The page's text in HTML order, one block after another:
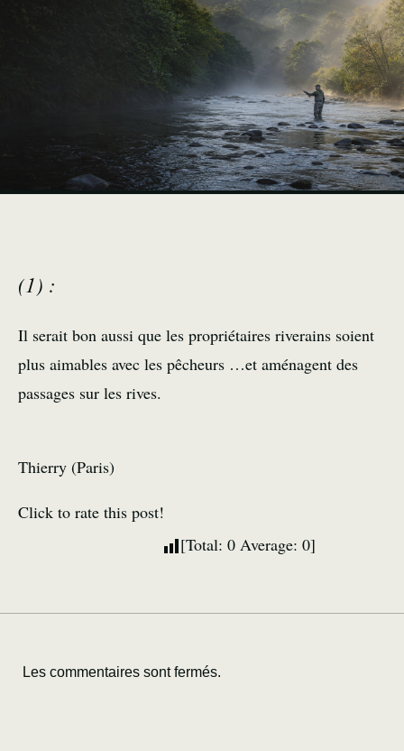
(1) :
Il serait bon aussi que les propriétaires riverains soient
plus aimables avec les pêcheurs …et aménagent des
passages sur les rives.
Thierry (Paris)
Click to rate this post!
[Total: 0 Average: 0]
Les commentaires sont fermés.